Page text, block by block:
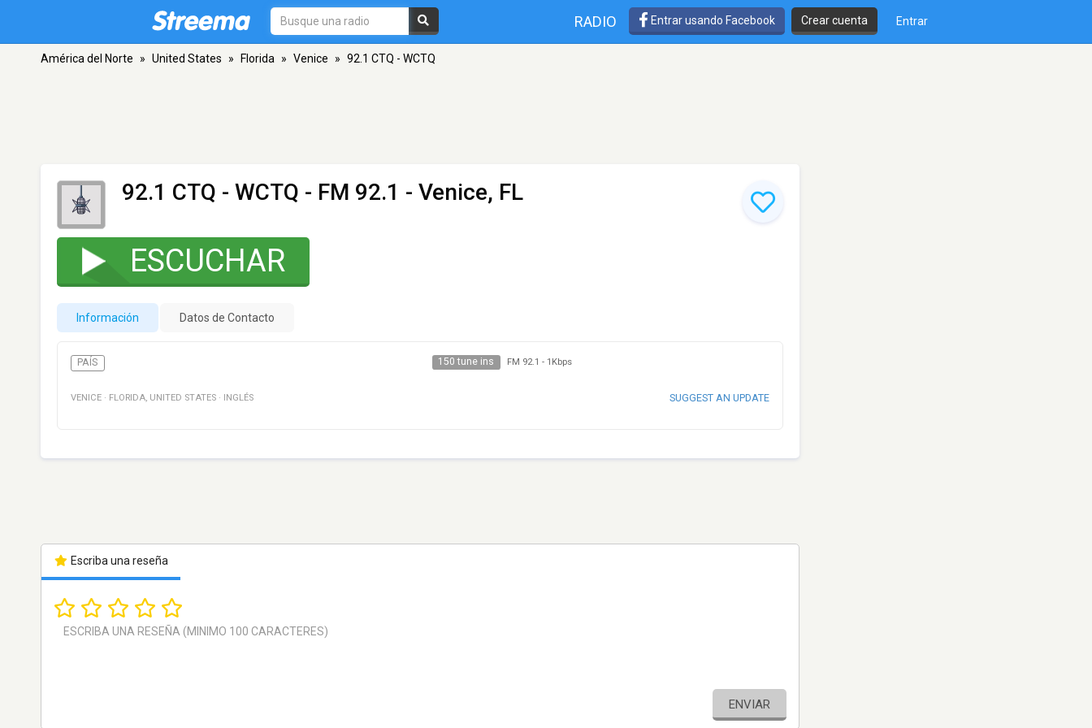
RADIO Entrar usando Facebook Crear cuenta Entrar
América del Norte » United States » Florida » Venice » 92.1 CTQ - WCTQ
92.1 CTQ - WCTQ - FM 92.1 - Venice, FL
ESCUCHAR
Información Datos de Contacto
PAÍS 150 tune ins FM 92.1 - 1Kbps
VENICE · FLORIDA, UNITED STATES · INGLÉS SUGGEST AN UPDATE
Escriba una reseña
ENVIAR